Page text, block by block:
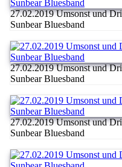
27.02.2019 Umsonst und
Sunbear Bluesband
27.02.2019 Umsonst und
Sunbear Bluesband
27.02.2019 Umsonst und
Sunbear Bluesband